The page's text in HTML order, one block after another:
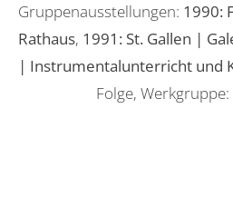
Gruppenausstellungen: 1990:
Rathaus, 1991: St. Gallen |
| Instrumentalunterricht und
Folge, Werkgruppe: